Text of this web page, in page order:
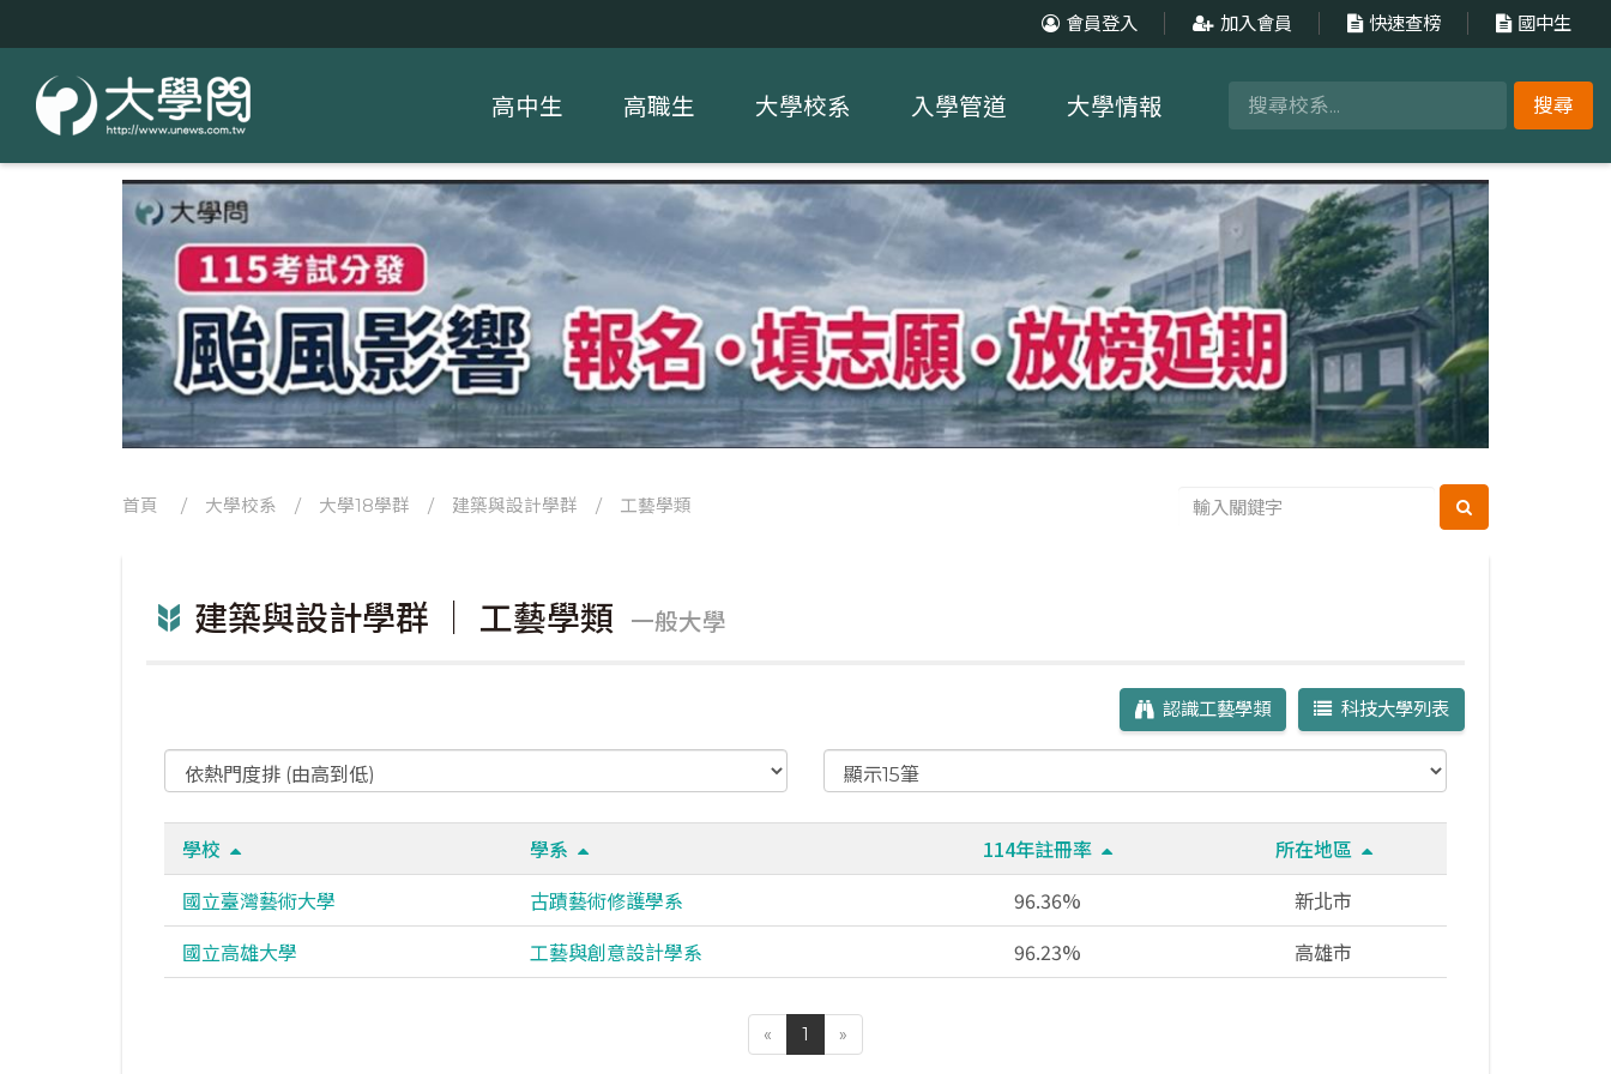
會員登入 加入會員 快速查榜 國中生
搜尋
高中生 高職生 大學校系 入學管道 大學情報
首頁 / 大學校系 / 大學18學群 / 建築與設計學群 / 工藝學類
建築與設計學群 ｜ 工藝學類 一般大學
科技大學列表
認識工藝學類
學校 學系 114年註冊率
所在地區
國立臺灣藝術大學
古蹟藝術修護學系 96.36%
新北市
國立高雄大學
工藝與創意設計學系 96.23% 高雄市
« 1 »